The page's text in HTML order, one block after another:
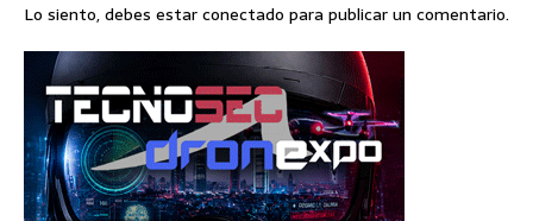
Lo siento, debes estarconectado para publicar un comentario.